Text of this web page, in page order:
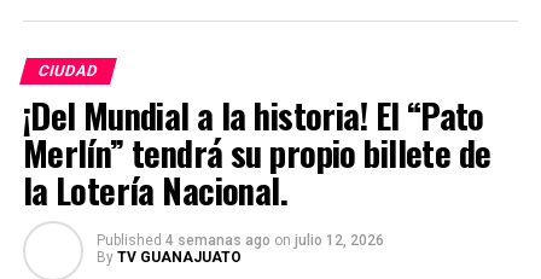
CIUDAD
¡Del Mundial a la historia! El “Pato
Merlín” tendrá su propio billete de
la Lotería Nacional.
Published 4 semanas ago on julio 12, 2026
By TV GUANAJUATO